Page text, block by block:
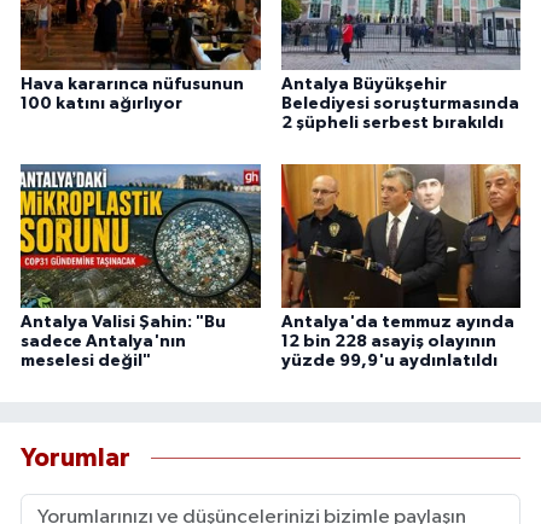
Hava kararınca nüfusunun
100 katını ağırlıyor
Antalya Büyükşehir
Belediyesi soruşturmasında
2 şüpheli serbest bırakıldı
Antalya Valisi Şahin: "Bu
sadece Antalya'nın
meselesi değil"
Antalya'da temmuz ayında
12 bin 228 asayiş olayının
yüzde 99,9'u aydınlatıldı
Yorumlar